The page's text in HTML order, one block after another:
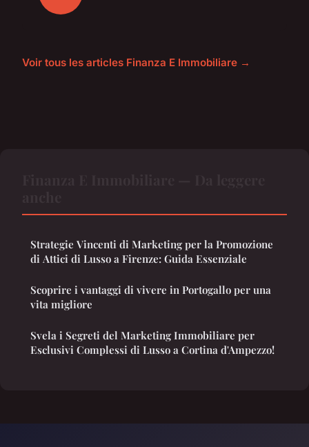
Voir tous les articles Finanza E Immobiliare →
Strategie Vincenti di Marketing per la Promozione
di Attici di Lusso a Firenze: Guida Essenziale
Scoprire i vantaggi di vivere in Portogallo per una
vita migliore
Svela i Segreti del Marketing Immobiliare per
Esclusivi Complessi di Lusso a Cortina d'Ampezzo!